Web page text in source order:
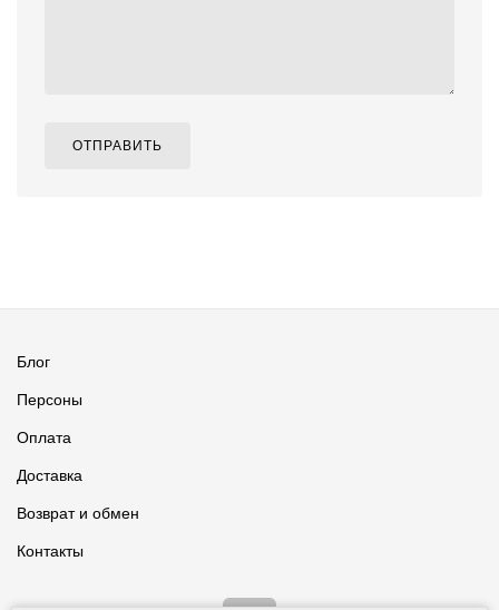
ОТПРАВИТЬ
Блог
Персоны
Оплата
Доставка
Возврат и обмен
Контакты